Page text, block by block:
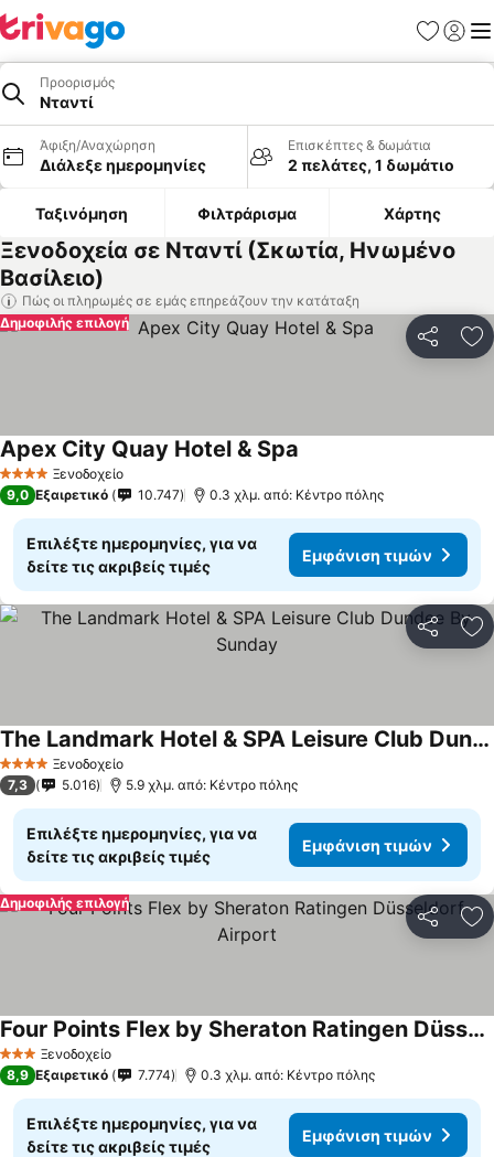
Προορισμός
Νταντί
Άφιξη/Αναχώρηση
Διάλεξε ημερομηνίες
Επισκέπτες & δωμάτια
2 πελάτες, 1 δωμάτιο
Ταξινόμηση Φιλτράρισμα Χάρτης
Ξενοδοχεία σε Νταντί (Σκωτία, Ηνωμένο
Βασίλειο)
Πώς οι πληρωμές σε εμάς επηρεάζουν την κατάταξη
Δημοφιλής επιλογή
4 ΑστέριαΞενοδοχείο
Apex City Quay Hotel & Spa
9,0 Εξαιρετικό 10.747 0.3 χλμ. από: Κέντρο πόλης
Επιλέξτε ημερομηνίες, για να
δείτε τις ακριβείς τιμές
Εμφάνιση τιμών
4 ΑστέριαΞενοδοχείο
The Landmark Hotel & SPA Leisure Club Dundee By Sunday
Εμφάνιση τιμών
7,3 5.016 5.9 χλμ. από: Κέντρο πόλης
Επιλέξτε ημερομηνίες, για να
δείτε τις ακριβείς τιμές
Εμφάνιση τιμών
Δημοφιλής επιλογή
3 ΑστέριαΞενοδοχείο
Four Points Flex by Sheraton Ratingen Düsseldorf Airport
Εμφάνιση τιμών
8,9 Εξαιρετικό 7.774 0.3 χλμ. από: Κέντρο πόλης
Επιλέξτε ημερομηνίες, για να
δείτε τις ακριβείς τιμές
Εμφάνιση τιμών